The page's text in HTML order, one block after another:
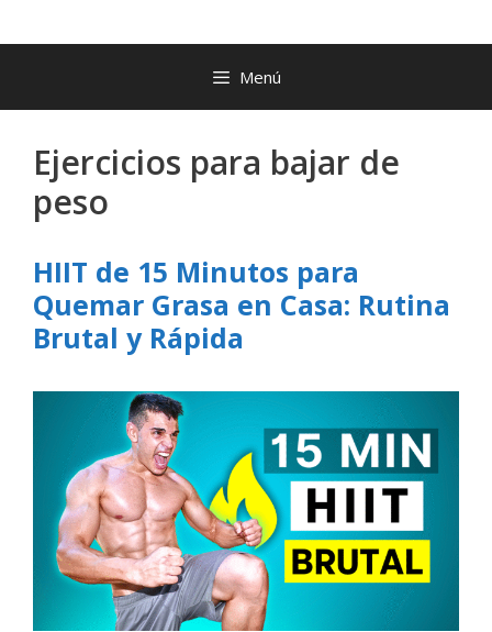
Menú
Ejercicios para bajar de
peso
HIIT de 15 Minutos para
Quemar Grasa en Casa: Rutina
Brutal y Rápida